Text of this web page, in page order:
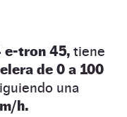
e-tron 45, tiene
de 0 a 100
una
h.